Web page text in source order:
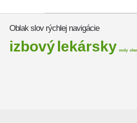
Oblak slov rýchlej navigácie
izbový lekársky vody